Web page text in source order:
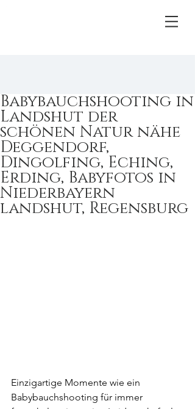
Babybauchshooting in
Landshut der
schönen Natur nähe
Deggendorf,
Dingolfing, Eching,
Erding, Babyfotos in
Niederbayern
landshut, Regensburg
Einzigartige Momente wie ein
Babybauchshooting für immer